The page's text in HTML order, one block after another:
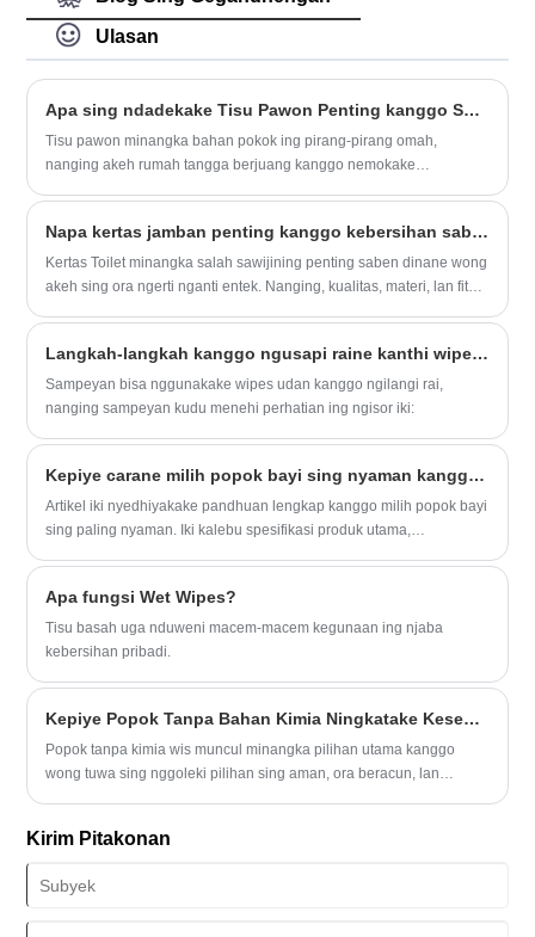
Popok Pakai sing berkualitas tinggi,
bareng karo kita kanggo nggawe mangsa
luwih apik! Produsen merek Hiya saka
popok nganggo bisa nampa pesenan
Sample & jumlah cilik.Kabar status
profesional bakal menehi respon pas
wektune .Aku mikir kita bisa nyukupi
kabutuhan khusus sampeyan
Ulasan
Apa sing ndadekake Tisu Pawon Penting kanggo Saben Kluwarga?
Tisu pawon minangka bahan pokok ing pirang-pirang omah,
nanging akeh rumah tangga berjuang kanggo nemokake
mengaruhi pengalaman pangguna, pedoman perbandingan, lan
tips praktis kanggo milih lan nggunakake. Kanthi ngatasi titik nyeri
sing umum lan menehi wawasan sing bisa ditindakake, pandhuan
Napa kertas jamban penting kanggo kebersihan saben dina lan kepiye milih sing cocog?
Kertas Toilet minangka salah sawijining penting saben dinane wong
akeh sing ora ngerti nganti entek. Nanging, kualitas, materi, lan fitur
lan pasokan bisnis, milih kertas jamban sisih tengen tegese lemes,
kekuatan, penyerap, lan kekancan ekco.
Langkah-langkah kanggo ngusapi raine kanthi wipes udan
Sampeyan bisa nggunakake wipes udan kanggo ngilangi rai,
nanging sampeyan kudu menehi perhatian ing ngisor iki:
Kepiye carane milih popok bayi sing nyaman kanggo bayi?
Artikel iki nyedhiyakake pandhuan lengkap kanggo milih popok bayi
sing paling nyaman. Iki kalebu spesifikasi produk utama,
pengasuh bakal ngerti carane nggawe pilihan sing tepat kanggo
njamin kenyamanan lan kesehatan bayi.
Apa fungsi Wet Wipes?
Tisu basah uga nduweni macem-macem kegunaan ing njaba
kebersihan pribadi.
Kepiye Popok Tanpa Bahan Kimia Ningkatake Kesehatan lan Kenyamanan Bayi?
Popok tanpa kimia wis muncul minangka pilihan utama kanggo
wong tuwa sing nggoleki pilihan sing aman, ora beracun, lan
ngutamakake safety kulit nalika nyedhiyakake daya serap sing
popok tanpa bahan kimia, nyedhiyakake wawasan sing rinci kanggo
Kirim Pitakonan